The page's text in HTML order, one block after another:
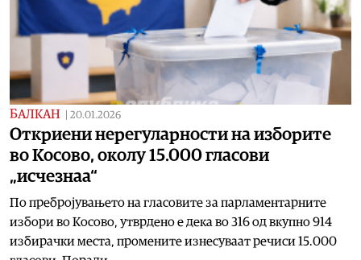
БАЛКАН 20.01.2026
Откриени нерегуларности на изборите
во Косово, околу 15.000 гласови
„исчезнаа“
По пребројувањето на гласовите за парламентарните
избори во Косово, утврдено е дека во 316 од вкупно 914
избирачки места, промените изнесуваат речиси 15.000